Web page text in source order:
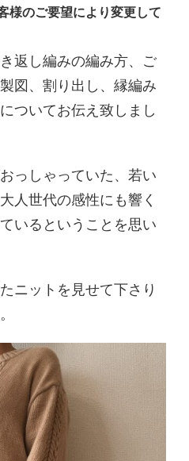
様のご要望により変更して
返し編みの編み方、ご
図、割り出し、縁編み
ついてお伝え致しまし
っしゃっていた、若い
人世代の感性にも響く
いるということを思い
ニットを見せて下さり